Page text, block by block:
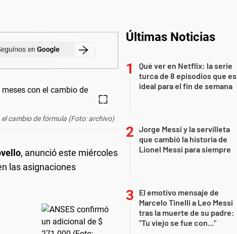
el cambio de fórmula (Foto: archivo)
, anunció este miércoles
las asignaciones
Últimas Noticias
Qué ver en Netflix: la serie
turca de 8 episodios que es
ideal para el fin de semana
Jorge Messi y la servilleta
que cambió la historia de
Lionel Messi para siempre
El emotivo mensaje de
Marcelo Tinelli a Leo Messi
tras la muerte de su padre:
"Tu viejo se fue con..."